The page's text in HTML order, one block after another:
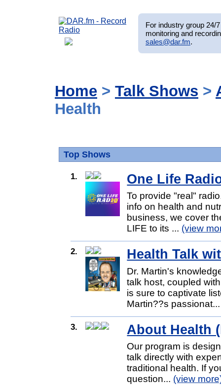
For industry group 24/
monitoring and
sales@dar.fm.
Home > Talk Shows >
Health
Top Shows
1. One Life
To provide "real"
info on health and
business, we cover
LIFE to its ... (view
2. Health Talk
Dr. Martin's
talk host, coupled
is sure to captivate
Martin??s
3. About Health
Our program is
talk directly with
traditional health. If
question... (view